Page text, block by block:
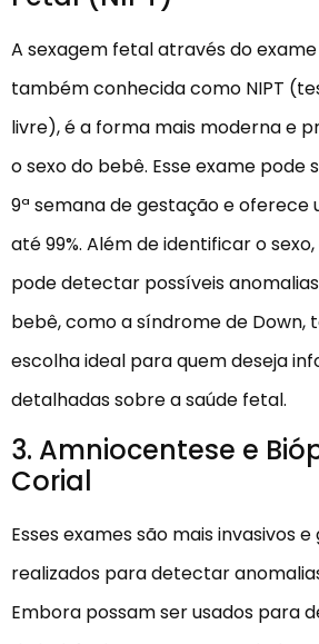
A sexagem fetal através do exame
também conhecida como NIPT
livre), é a forma mais moderna e
o sexo do bebê. Esse exame
9ª semana de gestação e oferece
até 99%. Além de identificar o
pode detectar possíveis
bebê, como a síndrome de Down,
escolha ideal para quem deseja
detalhadas sobre a saúde fetal.
3. Amniocentese e
Corial
Esses exames são mais invasivos
realizados para detectar
Embora possam ser usados para